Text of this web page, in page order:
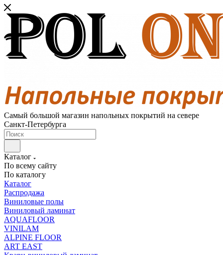
Самый большой магазин напольных покрытий на севере
Санкт-Петербурга
Каталог
По всему сайту
По каталогу
Каталог
Распродажа
Виниловые полы
Виниловый ламинат
AQUAFLOOR
VINILAM
ALPINE FLOOR
ART EAST